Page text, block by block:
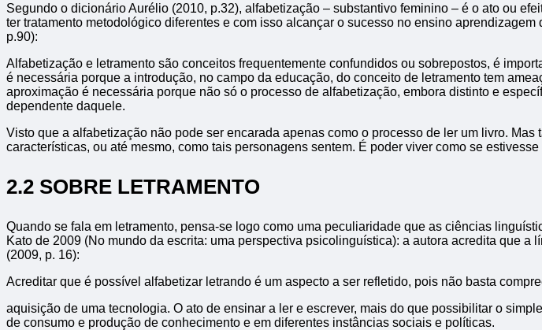
Segundo o dicionário Aurélio (2010, p.32), alfabetização – substantivo feminino – é o ato ou
ter tratamento metodológico diferentes e com isso alcançar o sucesso no ensino
p.90):
Alfabetização e letramento são conceitos frequentemente confundidos ou sobrepostos, é
é necessária porque a introdução, no campo da educação, do conceito de letramento tem
aproximação é necessária porque não só o processo de alfabetização, embora distinto e
dependente daquele.
Visto que a alfabetização não pode ser encarada apenas como o processo de ler um livro.
características, ou até mesmo, como tais personagens sentem. É poder viver como se estivesse
2.2 SOBRE LETRAMENTO
Quando se fala em letramento, pensa-se logo como uma peculiaridade que as ciências
Kato de 2009 (No mundo da escrita: uma perspectiva psicolinguística): a autora acredita que
(2009, p. 16):
Acreditar que é possível alfabetizar letrando é um aspecto a ser refletido, pois não basta
aquisição de uma tecnologia. O ato de ensinar a ler e escrever, mais do que possibilitar o
de consumo e produção de conhecimento e em diferentes instâncias sociais e políticas.